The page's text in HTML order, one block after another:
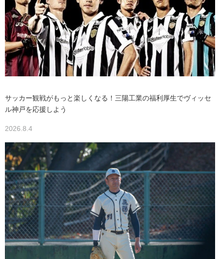
サッカー観戦がもっと楽しくなる！三陽工業の福利厚生でヴィッセ
ル神戸を応援しよう
2026.8.4